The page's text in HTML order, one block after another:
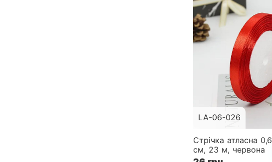
LA-06-026
Стрічка атласна 0,6
см, 23 м, червона